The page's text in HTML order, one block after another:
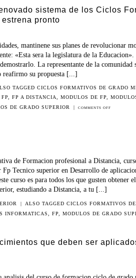
sistema de los Ciclos
pronto
mantinene sus planes de revolucionar
«Esta sera la legislatura de la
La representante de la comunidad
reafirmo su propuesta [...]
TAGGEDCICLOS FORMATIVOS DE GRADO
FP FP A DISTANCIA MODULOS DE FP
DE GRADO SUPERIOR
| COMMENTS OFF
de Formacion profesional a Distancia,
Tecnico superior en Desarrollo de
curso es para todos los que gusten obtener
estudiando a Distancia, a tu [...]
| ALSO TAGGED CICLOS FORMATIVOS
INFORMATICAS FP MODULOS DE GRADO
que deben ser